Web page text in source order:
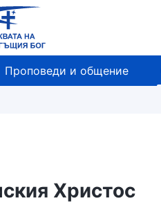
Проповеди и общение
Христос